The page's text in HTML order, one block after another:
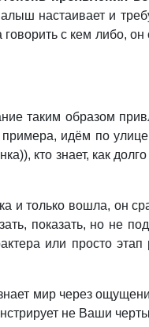
настаивает и
с кем либо, он
таким образом
идём по
кто знает, как долго
и только вошла, он
показать, но не
или просто этап
мир через
не Ваши черты